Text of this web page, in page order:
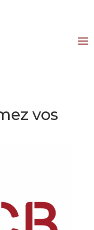
vos